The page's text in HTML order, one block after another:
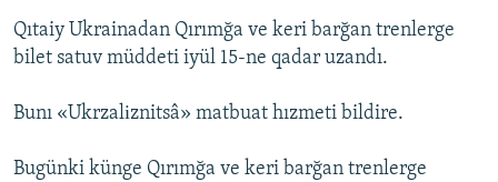
RFE/RS bütün saytları
Qıtaiy Ukrainadan Qırımğa ve keri barğan trenlerge
bilet satuv müddeti iyül 15-ne qadar uzandı.
Bunı «Ukrzalіznitsâ» matbuat hızmeti bildire.
Bugünki künge Qırımğa ve keri barğan trenlerge